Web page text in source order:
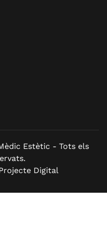
Estètic - Tots els
Digital